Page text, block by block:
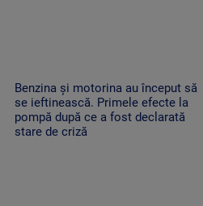
Benzina și motorina au început să
se ieftinească. Primele efecte la
pompă după ce a fost declarată
stare de criză